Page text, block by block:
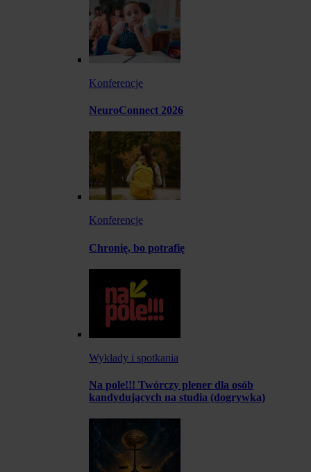
Konferencje
NeuroConnect 2026
Konferencje
Chronię, bo potrafię
Wykłady i spotkania
Na pole!!! Twórczy plener dla osób
kandydujących na studia (dogrywka)